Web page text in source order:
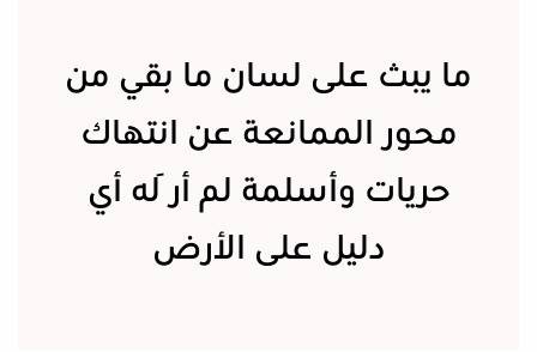
ما يبث على لسان ما بقي من
محور الممانعة عن انتهاك
حريات وأسلمة لم أرَ له أي
دليل على الأرض